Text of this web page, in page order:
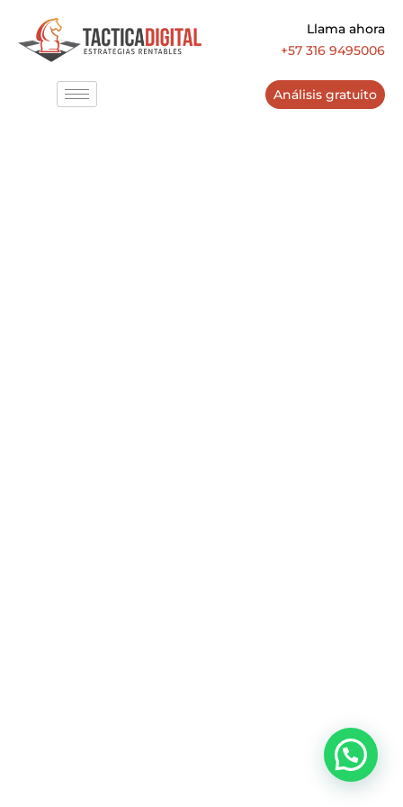
Llama ahora
+57 316 9495006
Análisis gratuito